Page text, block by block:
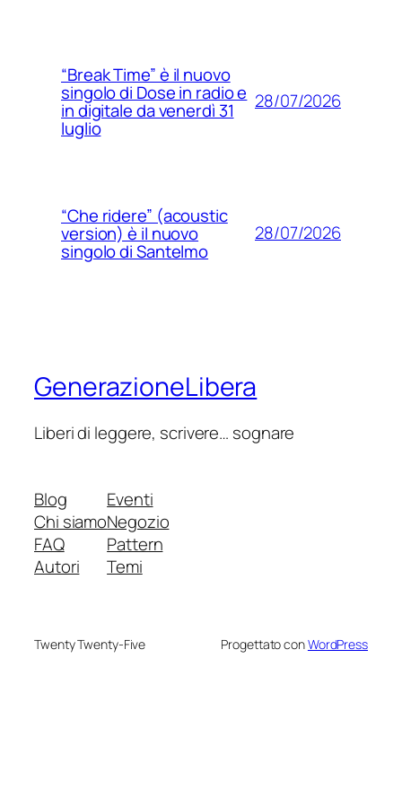
“Break Time” è il nuovo
singolo di Dose in radio e
in digitale da venerdì 31
luglio
28/07/2026
“Che ridere” (acoustic
version) è il nuovo
singolo di Santelmo
28/07/2026
GenerazioneLibera
Liberi di leggere, scrivere… sognare
Blog
Chi siamo
FAQ
Autori
Eventi
Negozio
Pattern
Temi
Twenty Twenty-Five Progettato conWordPress